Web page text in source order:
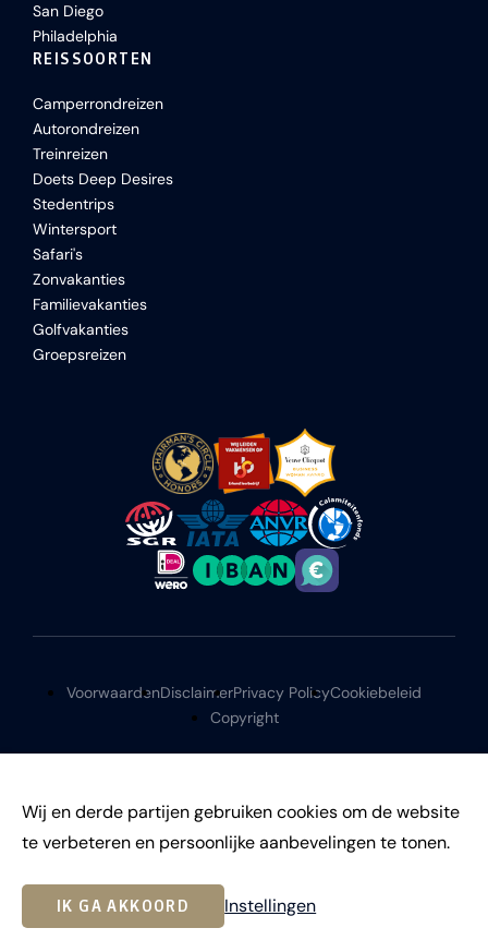
Wij en derde partijen gebruiken cookies om de website
te verbeteren en persoonlijke aanbevelingen te tonen.
IK GA AKKOORD Instellingen
San Diego
Philadelphia
REISSOORTEN
Camperrondreizen
Autorondreizen
Treinreizen
Doets Deep Desires
Stedentrips
Wintersport
Safari's
Zonvakanties
Familievakanties
Golfvakanties
Groepsreizen
VoorwaardenDisclaimerPrivacy PolicyCookiebeleid
Copyright
©2026